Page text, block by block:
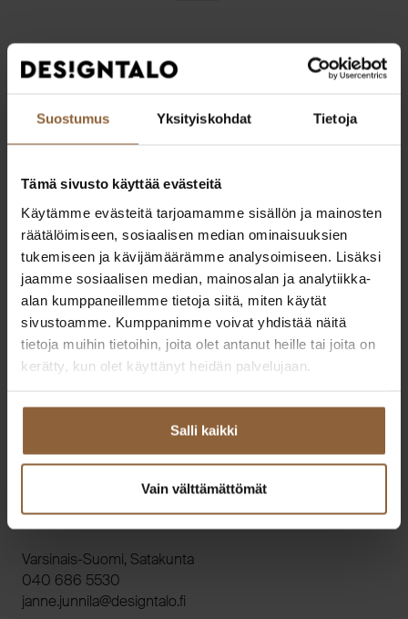
Suostumus Yksityiskohdat Tietoja
Tämä sivusto käyttää evästeitä
Käytämme evästeitä tarjoamamme sisällön ja mainosten
räätälöimiseen, sosiaalisen median ominaisuuksien
tukemiseen ja kävijämäärämme analysoimiseen. Lisäksi
jaamme sosiaalisen median, mainosalan ja analytiikka-
alan kumppaneillemme tietoja siitä, miten käytät
sivustoamme. Kumppanimme voivat yhdistää näitä
tietoja muihin tietoihin, joita olet antanut heille tai joita on
kerätty, kun olet käyttänyt heidän palvelujaan.
Salli kaikki
Vain välttämättömät
Janne Junnila
Varsinais-Suomi, Satakunta
040 686 5530
if.olatngised@alinnuj.ennaj